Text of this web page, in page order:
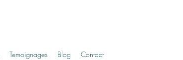
Temoignages Blog Contact